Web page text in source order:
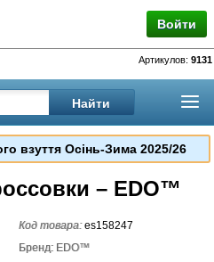
Войти
Артикулов: 9131
взуття Осінь-Зима 2025/26
– EDO™
Код товара:es158247
Бренд: EDO™